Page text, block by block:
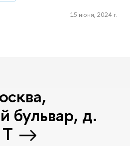
15 июня, 2024 г.
бульвар, д.